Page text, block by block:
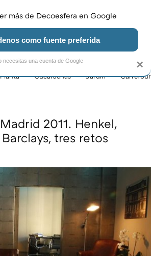
SALÓN DORMITORIO COCINA
Planta Cucarachas Jardín Carrefour
2011. Henkel,
tres retos
×
más de Decoesfera en Google
como fuente preferida
necesitas una cuenta de Google